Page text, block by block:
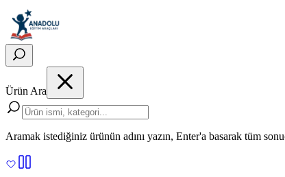
Ürün Ara
Aramak istediğiniz ürünün adını yazın, Enter'a basarak tüm